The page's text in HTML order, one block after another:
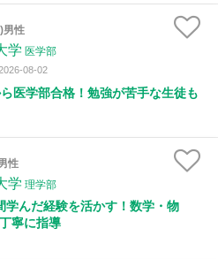
男性
学 医学部
08-02
医学部合格！勉強が苦手な生徒も
性
学 理学部
学んだ経験を活かす！数学・物
寧に指導
日 木曜日